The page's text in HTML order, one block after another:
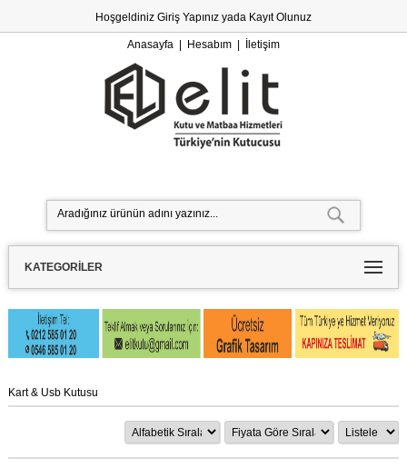
Hoşgeldiniz Giriş Yapınızyada Kayıt Olunuz
Anasayfa| Hesabım| İletişim
KATEGORILER
Kart & Usb Kutusu